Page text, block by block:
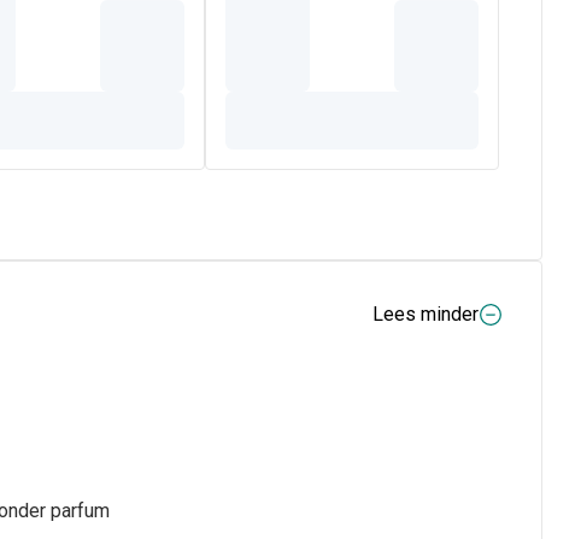
Lees minder
parfum